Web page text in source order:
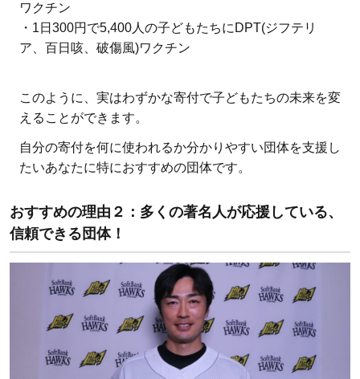
ワクチン
・1日300円で5,400人の子どもたちにDPT(ジフテリ
ア、百日咳、破傷風)ワクチン
このように、実はわずかな寄付で子どもたちの未来を変
えることができます。
自分の寄付を何に使われるか分かりやすい団体を支援し
たいあなたに特におすすめの団体です。
おすすめの理由２： 多くの著名人が応援している、
信頼できる団体！